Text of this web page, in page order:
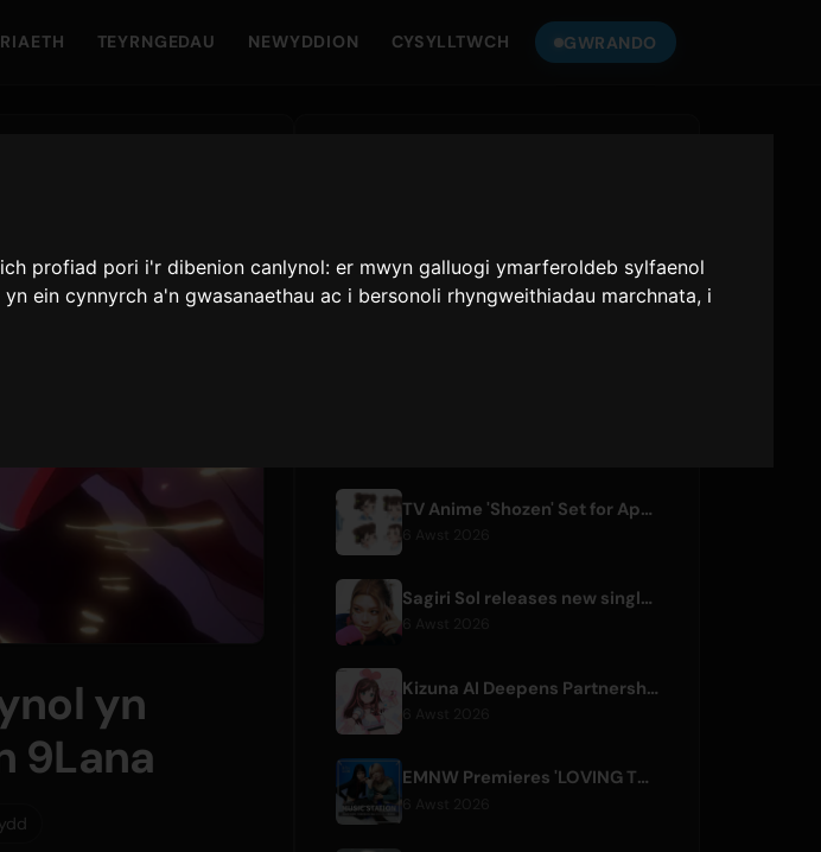
profiad pori i'r dibenion canlynol:er mwyn galluogi ymarferoldeb sylfaenol
ein cynnyrch a'n gwasanaethau ac i bersonoli rhyngweithiadau marchnata, i
TEYRNGEDAU NEWYDDION CYSYLLTWCH GWRANDO
yn
9Lana
Only Hits Japan
TV Anime 'Shozen' Set for April 2027 Premiere on Fuji TV
Sagiri Sol releases new single 'next to your love' after hiatus
6 Awst 2026
Kizuna AI Deepens Partnership with Asobisystem Ahead of 10th Anniversary World Tour
EMNW Premieres 'LOVING TO GET US BY' Music Video on August 7
6 Awst 2026